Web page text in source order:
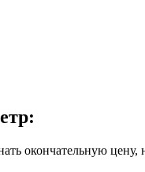
окончательную